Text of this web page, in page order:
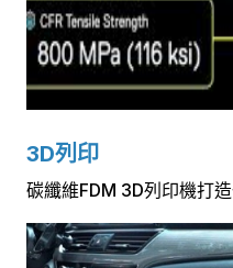
3D列印
碳纖維FDM 3D列印機打